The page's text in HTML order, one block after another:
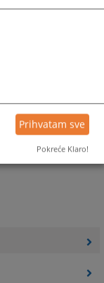
Prihvatam sve
Pokreće Klaro!